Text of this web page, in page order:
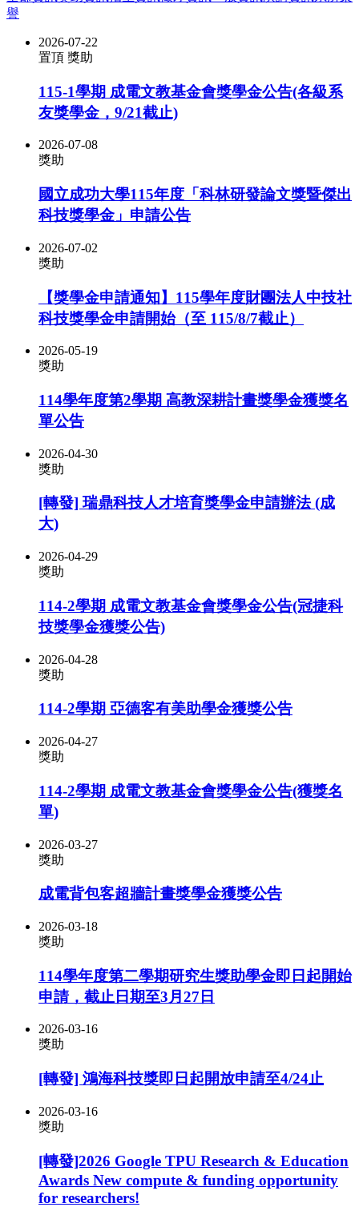
譽
2026-07-22
置頂 獎助
115-1學期 成電文教基金會獎學金公告(各級系
友獎學金，9/21截止)
2026-07-08
獎助
國立成功大學115年度「科林研發論文獎暨傑出
科技獎學金」申請公告
2026-07-02
獎助
【獎學金申請通知】115學年度財團法人中技社
科技獎學金申請開始（至 115/8/7截止）
2026-05-19
獎助
114學年度第2學期 高教深耕計畫獎學金獲獎名
單公告
2026-04-30
獎助
[轉發] 瑞鼎科技人才培育獎學金申請辦法 (成
大)
2026-04-29
獎助
114-2學期 成電文教基金會獎學金公告(冠捷科
技獎學金獲獎公告)
2026-04-28
獎助
114-2學期 亞德客有美助學金獲獎公告
2026-04-27
獎助
114-2學期 成電文教基金會獎學金公告(獲獎名
單)
2026-03-27
獎助
成電背包客超牆計畫獎學金獲獎公告
2026-03-18
獎助
114學年度第二學期研究生獎助學金即日起開始
申請，截止日期至3月27日
2026-03-16
獎助
[轉發] 鴻海科技獎即日起開放申請至4/24止
2026-03-16
獎助
[轉發]2026 Google TPU Research & Education
Awards New compute & funding opportunity
for researchers!